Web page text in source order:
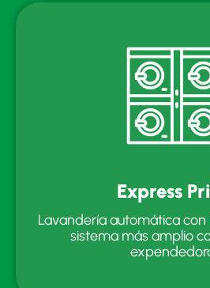
Express
Lavandería automática con
sistema más amplio